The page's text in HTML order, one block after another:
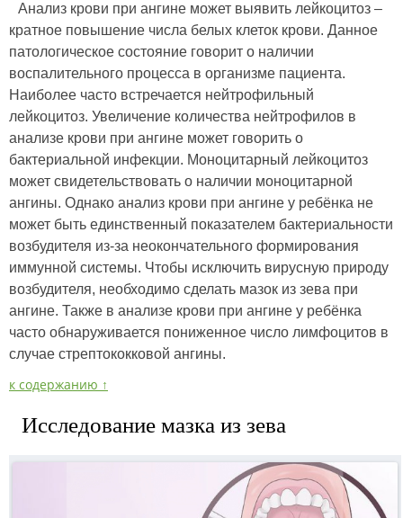
Анализ крови при ангине может выявить лейкоцитоз –
кратное повышение числа белых клеток крови. Данное
патологическое состояние говорит о наличии
воспалительного процесса в организме пациента.
Наиболее часто встречается нейтрофильный
лейкоцитоз. Увеличение количества нейтрофилов в
анализе крови при ангине может говорить о
бактериальной инфекции. Моноцитарный лейкоцитоз
может свидетельствовать о наличии моноцитарной
ангины. Однако анализ крови при ангине у ребёнка не
может быть единственный показателем бактериальности
возбудителя из-за неокончательного формирования
иммунной системы. Чтобы исключить вирусную природу
возбудителя, необходимо сделать мазок из зева при
ангине. Также в анализе крови при ангине у ребёнка
часто обнаруживается пониженное число лимфоцитов в
случае стрептококковой ангины.
к содержанию ↑
Исследование мазка из зева